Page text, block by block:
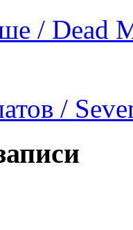
/ Dead
/